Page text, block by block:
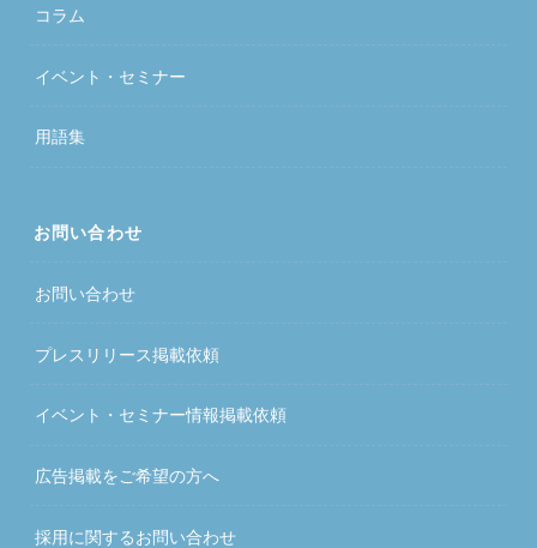
コラム
イベント・セミナー
用語集
お問い合わせ
お問い合わせ
プレスリリース掲載依頼
イベント・セミナー情報掲載依頼
広告掲載をご希望の方へ
採用に関するお問い合わせ